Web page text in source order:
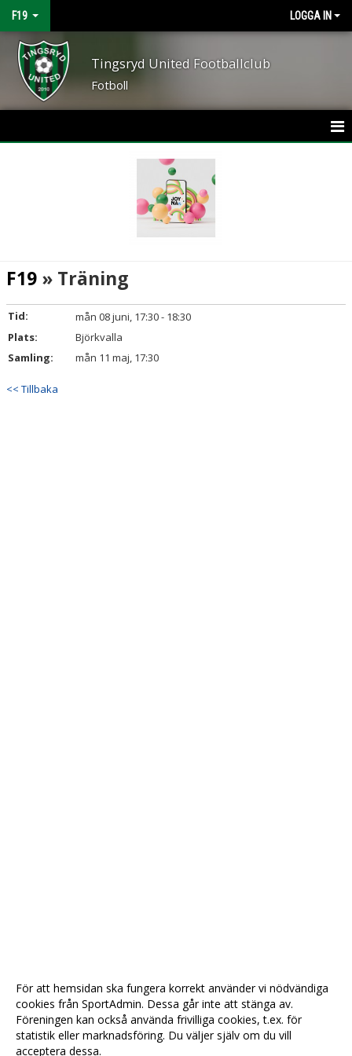
F19 LOGGA IN
Tingsryd United Footballclub
Fotboll
DOKUMENT
KONTAKT
F19 » Träning
Tid:
mån 08 juni, 17:30 - 18:30
Plats:
Björkvalla
Samling:
mån 11 maj, 17:30
<< Tillbaka
För att hemsidan ska fungera korrekt använder vi nödvändiga
cookies från SportAdmin. Dessa går inte att stänga av.
Föreningen kan också använda frivilliga cookies, t.ex. för
statistik eller marknadsföring. Du väljer själv om du vill
acceptera dessa.